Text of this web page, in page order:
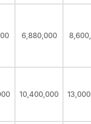
6,880,000
10,400,000